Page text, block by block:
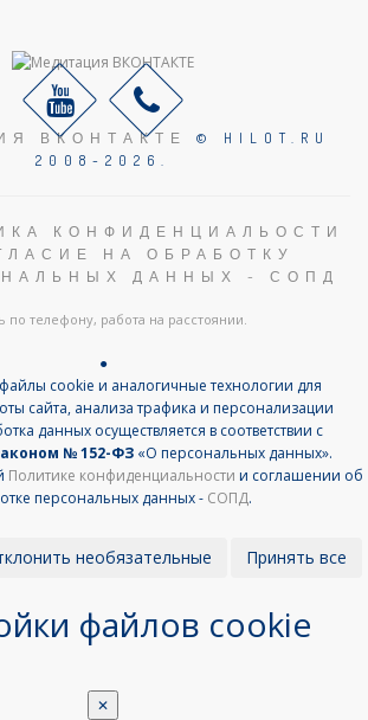
ВКОНТАКТЕ
© HILOT.RU
2008-2026.
КОНФИДЕНЦИАЛЬОСТИ
НА ОБРАБОТКУ
ДАННЫХ - СОПД
по телефону, работа на расстоянии.
●
cookie и аналогичные технологии для
сайта, анализа трафика и персонализации
данных осуществляется в соответствии с
№ 152-ФЗ«О персональных данных».
Политике конфиденциальности и соглашении об
персональных данных - СОПД.
необязательные Принять все
файлов cookie
✕